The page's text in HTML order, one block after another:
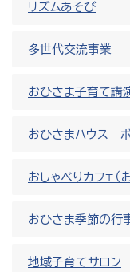
リズムあそび
多世代交流事業
おひさま子育て講
おひさまハウス ボ
おしゃべりカフェ（
おひさま季節の行
地域子育てサロン